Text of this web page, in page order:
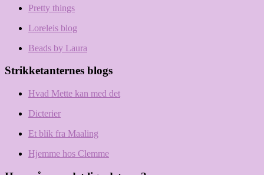
Pretty things
Loreleis blog
Beads by Laura
Strikketanternes blogs
Hvad Mette kan med det
Dicterier
Et blik fra Maaling
Hjemme hos Clemme